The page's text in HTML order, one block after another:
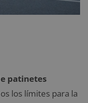
patinetes
los límites para la